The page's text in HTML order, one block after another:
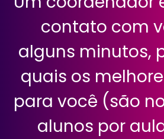
contato com
alguns minutos,
quais os
para você (são
alunos por